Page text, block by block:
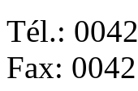
Tél.:
Fax: